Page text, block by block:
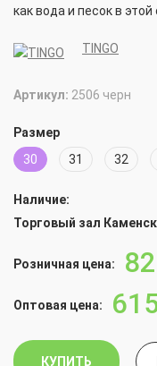
как вода и песок в
TINGO
Артикул: 2506 черн
Размер
30
31 32
Наличие:
Торговый зал
Розничная цена:
Оптовая цена:
КУПИТЬ